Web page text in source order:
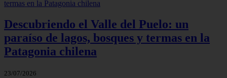
Descubriendo el Valle del Puelo: un
paraíso de lagos, bosques y termas en la
Patagonia chilena
23/07/2026